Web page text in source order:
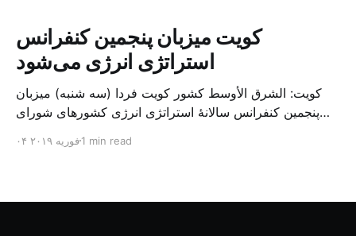
کویت میزبان پنجمین کنفرانس
استراتژی انرژی می‌شود
کویت: الشرق الأوسط کشور کویت فردا (سه شنبه) میزبان
پنجمین کنفرانس سالانهٔ استراتژی انرژی کشورهای شورای
متخصص از شرکت‌های جهانی نفت و گاز در این کنفرانس
۰۴ فوریه ۲۰۱۹1 min read